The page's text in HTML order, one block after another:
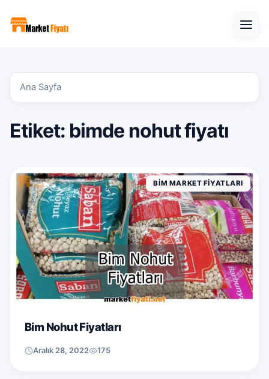
Ana Sayfa
Etiket: bimde nohut fiyatı
BIM MARKET FIYATLARI
Bim Nohut Fiyatları
Aralık 28, 2022 175